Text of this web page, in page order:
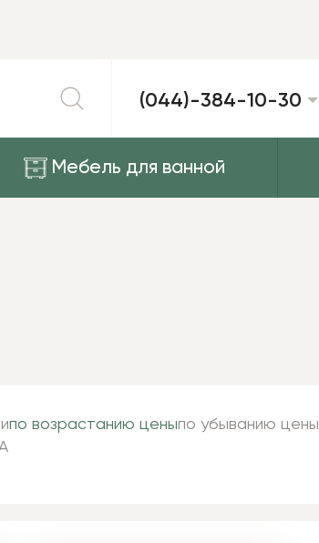
(044)-384-10-30
Мебель для ванной
по возрастанию ценыпо убыванию цены